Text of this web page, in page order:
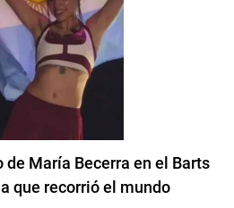
María Becerra en el Barts
que recorrió el mundo